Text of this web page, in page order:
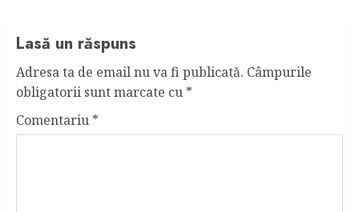
Lasă un răspuns
Adresa ta de email nu va fi publicată. Câmpurile
obligatorii sunt marcate cu *
Comentariu *